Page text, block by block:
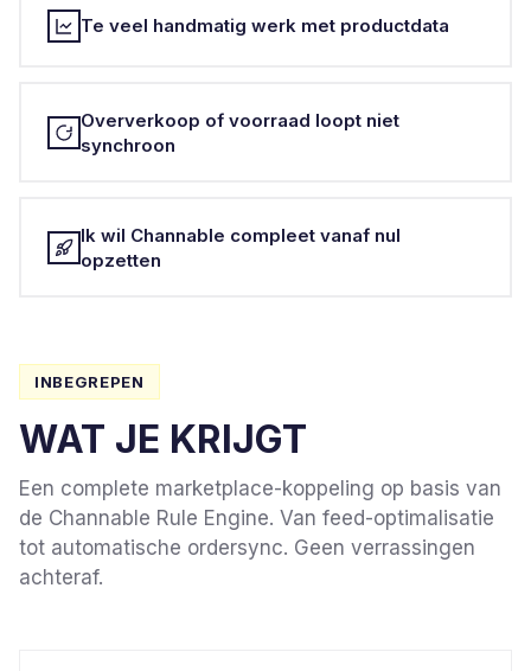
Te veel handmatig werk met productdata
Oververkoop of voorraad loopt niet
synchroon
Ik wil Channable compleet vanaf nul
opzetten
INBEGREPEN
WAT JE KRIJGT
Een complete marketplace-koppeling op basis van
de Channable Rule Engine. Van feed-optimalisatie
tot automatische ordersync. Geen verrassingen
achteraf.